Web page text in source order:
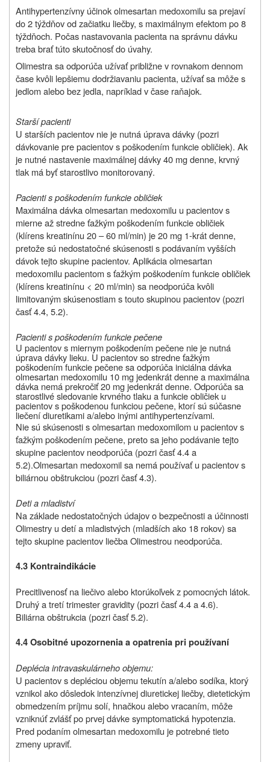
Antihypertenzívny účinok olmesartan medoxomilu sa prejaví
do 2 týždňov od začiatku liečby, s maximálnym efektom po 8
týždňoch. Počas nastavovania pacienta na správnu dávku
treba brať túto skutočnosť do úvahy.
Olimestra sa odporúča užívať približne v rovnakom dennom
čase kvôli lepšiemu dodržiavaniu pacienta, užívať sa môže s
jedlom alebo bez jedla, napríklad v čase raňajok.
Starší pacienti
U starších pacientov nie je nutná úprava dávky (pozri
dávkovanie pre pacientov s poškodením funkcie obličiek). Ak
je nutné nastavenie maximálnej dávky 40 mg denne, krvný
tlak má byť starostlivo monitorovaný.
Pacienti s poškodením funkcie obličiek
Maximálna dávka olmesartan medoxomilu u pacientov s
mierne až stredne ťažkým poškodením funkcie obličiek
(klírens kreatinínu 20 – 60 ml/min) je 20 mg 1-krát denne,
pretože sú nedostatočné skúsenosti s podávaním vyšších
dávok tejto skupine pacientov. Aplikácia olmesartan
medoxomilu pacientom s ťažkým poškodením funkcie obličiek
(klírens kreatinínu < 20 ml/min) sa neodporúča kvôli
limitovaným skúsenostiam s touto skupinou pacientov (pozri
časť 4.4, 5.2).
Pacienti s poškodením funkcie pečene
U pacientov s miernym poškodením pečene nie je nutná
úprava dávky lieku. U pacientov so stredne ťažkým
poškodením funkcie pečene sa odporúča iniciálna dávka
olmesartan medoxomilu 10 mg jedenkrát denne a maximálna
dávka nemá prekročiť 20 mg jedenkrát denne. Odporúča sa
starostlivé sledovanie krvného tlaku a funkcie obličiek u
pacientov s poškodenou funkciou pečene, ktorí sú súčasne
liečení diuretikami a/alebo inými antihypertenzívami.
Nie sú skúsenosti s olmesartan medoxomilom u pacientov s
ťažkým poškodením pečene, preto sa jeho podávanie tejto
skupine pacientov neodporúča (pozri časť 4.4 a
5.2).Olmesartan medoxomil sa nemá používať u pacientov s
biliárnou obštrukciou (pozri časť 4.3).
Deti a mladiství
Na základe nedostatočných údajov o bezpečnosti a účinnosti
Olimestry u detí a mladistvých (mladších ako 18 rokov) sa
tejto skupine pacientov liečba Olimestrou neodporúča.
4.3 Kontraindikácie
Precitlivenosť na liečivo alebo ktorúkoľvek z pomocných látok.
Druhý a tretí trimester gravidity (pozri časť 4.4 a 4.6).
Biliárna obštrukcia (pozri časť 5.2).
4.4 Osobitné upozornenia a opatrenia pri používaní
Deplécia intravaskulárneho objemu:
U pacientov s depléciou objemu tekutín a/alebo sodíka, ktorý
vznikol ako dôsledok intenzívnej diuretickej liečby, dietetickým
obmedzením príjmu solí, hnačkou alebo vracaním, môže
vzniknúť zvlášť po prvej dávke symptomatická hypotenzia.
Pred podaním olmesartan medoxomilu je potrebné tieto
zmeny upraviť.